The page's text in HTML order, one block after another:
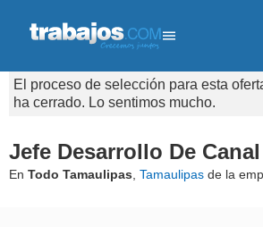
El proceso de selección para esta
ha cerrado. Lo sentimos mucho.
Jefe Desarrollo De
En Todo Tamaulipas Tamaulipas de la